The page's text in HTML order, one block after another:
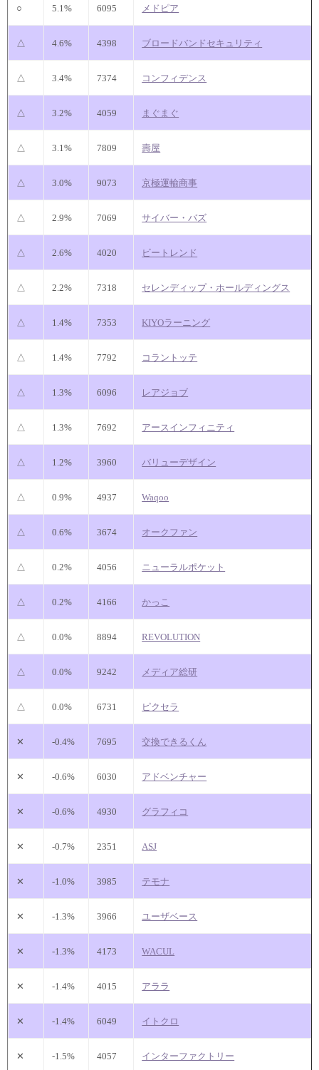
○ 5.1% 6095 メドピア
△ 4.6% 4398 ブロードバンドセキュリティ
△ 3.4% 7374 コンフィデンス
△ 3.2% 4059 まぐまぐ
△ 3.1% 7809 壽屋
△ 3.0% 9073 京極運輸商事
△ 2.9% 7069 サイバー・バズ
△ 2.6% 4020 ビートレンド
△ 2.2% 7318 セレンディップ・ホールディングス
△ 1.4% 7353 KIYOラーニング
△ 1.4% 7792 コラントッテ
△ 1.3% 6096 レアジョブ
△ 1.3% 7692 アースインフィニティ
△ 1.2% 3960 バリューデザイン
△ 0.9% 4937 Waqoo
△ 0.6% 3674 オークファン
△ 0.2% 4056 ニューラルポケット
△ 0.2% 4166 かっこ
△ 0.0% 8894 REVOLUTION
△ 0.0% 9242 メディア総研
△ 0.0% 6731 ピクセラ
✕ -0.4% 7695 交換できるくん
✕ -0.6% 6030 アドベンチャー
✕ -0.6% 4930 グラフィコ
✕ -0.7% 2351 ASJ
✕ -1.0% 3985 テモナ
✕ -1.3% 3966 ユーザベース
✕ -1.3% 4173 WACUL
✕ -1.4% 4015 アララ
✕ -1.4% 6049 イトクロ
✕ -1.5% 4057 インターファクトリー